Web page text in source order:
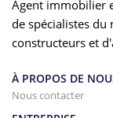
Agent immobilier
de spécialistes
constructeurs et
À PROPOS DE
Nous contacter